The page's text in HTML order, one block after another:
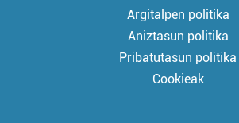
Argitalpen politika
Aniztasun politika
Pribatutasun politika
Cookieak